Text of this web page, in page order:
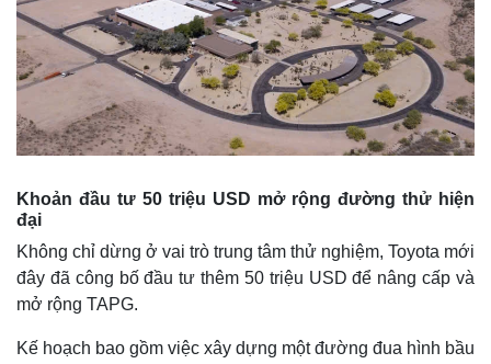
Khoản đầu tư 50 triệu USD mở rộng đường thử hiện
đại
Không chỉ dừng ở vai trò trung tâm thử nghiệm, Toyota mới
đây đã công bố đầu tư thêm 50 triệu USD để nâng cấp và
mở rộng TAPG.
Kế hoạch bao gồm việc xây dựng một đường đua hình bầu